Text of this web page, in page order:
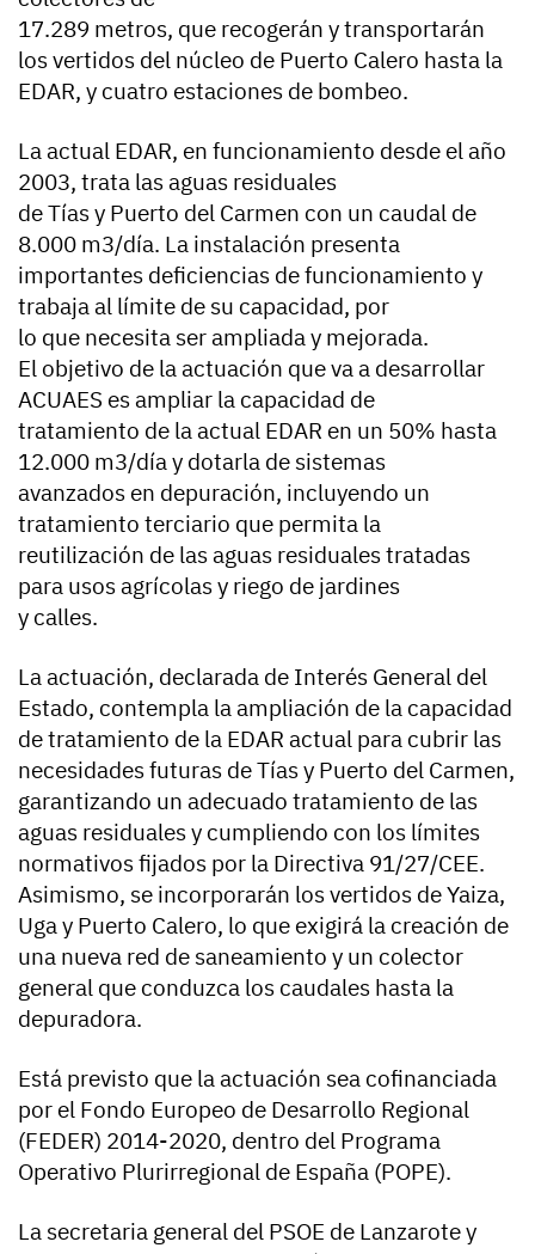
17.289 metros, que recogerán y transportarán
los vertidos del núcleo de Puerto Calero hasta la
EDAR, y cuatro estaciones de bombeo.
La actual EDAR, en funcionamiento desde el año
2003, trata las aguas residuales
de Tías y Puerto del Carmen con un caudal de
8.000 m3/día. La instalación presenta
importantes deficiencias de funcionamiento y
trabaja al límite de su capacidad, por
lo que necesita ser ampliada y mejorada.
El objetivo de la actuación que va a desarrollar
ACUAES es ampliar la capacidad de
tratamiento de la actual EDAR en un 50% hasta
12.000 m3/día y dotarla de sistemas
avanzados en depuración, incluyendo un
tratamiento terciario que permita la
reutilización de las aguas residuales tratadas
para usos agrícolas y riego de jardines
y calles.
La actuación, declarada de Interés General del
Estado, contempla la ampliación de la capacidad
de tratamiento de la EDAR actual para cubrir las
necesidades futuras de Tías y Puerto del Carmen,
garantizando un adecuado tratamiento de las
aguas residuales y cumpliendo con los límites
normativos fijados por la Directiva 91/27/CEE.
Asimismo, se incorporarán los vertidos de Yaiza,
Uga y Puerto Calero, lo que exigirá la creación de
una nueva red de saneamiento y un colector
general que conduzca los caudales hasta la
depuradora.
Está previsto que la actuación sea cofinanciada
por el Fondo Europeo de Desarrollo Regional
(FEDER) 2014-2020, dentro del Programa
Operativo Plurirregional de España (POPE).
La secretaria general del PSOE de Lanzarote y